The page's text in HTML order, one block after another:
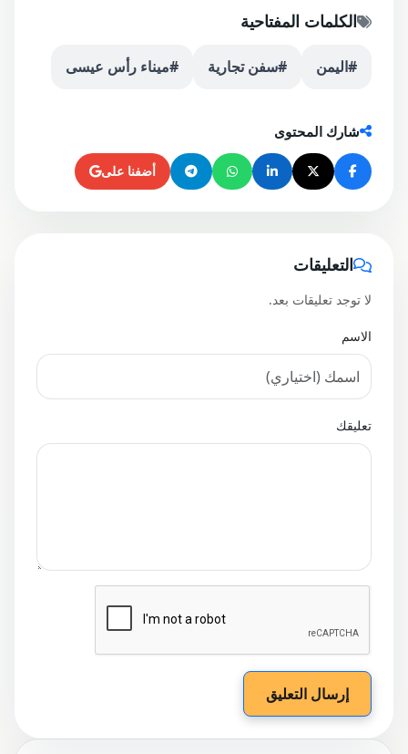
الكلمات المفتاحية
#اليمن #سفن تجارية #ميناء رأس عيسى
شارك المحتوى
أضفنا على
التعليقات
لا توجد تعليقات بعد.
الاسم
تعليقك
إرسال التعليق